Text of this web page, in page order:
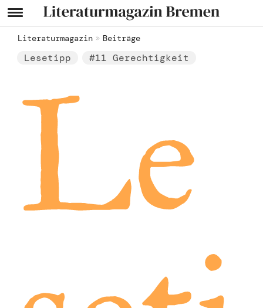
Literaturmagazin Beiträge
Lesetipp #11 Gerechtigkeit
Le